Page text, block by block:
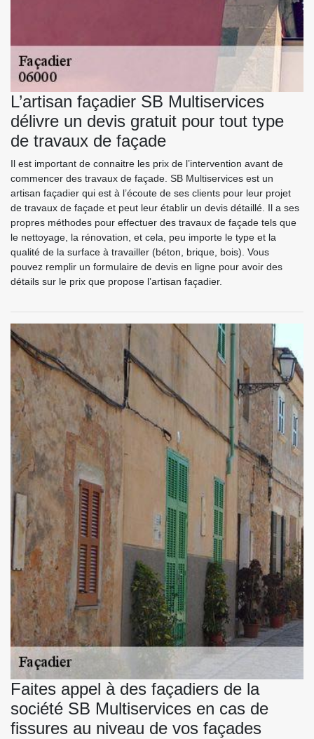
L’artisan façadier SB Multiservices
délivre un devis gratuit pour tout type
de travaux de façade
Il est important de connaitre les prix de l’intervention avant de
commencer des travaux de façade. SB Multiservices est un
artisan façadier qui est à l’écoute de ses clients pour leur projet
de travaux de façade et peut leur établir un devis détaillé. Il a ses
propres méthodes pour effectuer des travaux de façade tels que
le nettoyage, la rénovation, et cela, peu importe le type et la
qualité de la surface à travailler (béton, brique, bois). Vous
pouvez remplir un formulaire de devis en ligne pour avoir des
détails sur le prix que propose l’artisan façadier.
Faites appel à des façadiers de la
société SB Multiservices en cas de
fissures au niveau de vos façades